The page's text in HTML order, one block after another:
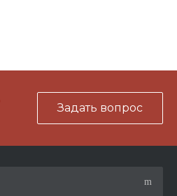
Задать вопрос